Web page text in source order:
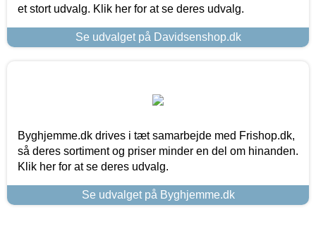
et stort udvalg. Klik her for at se deres udvalg.
Se udvalget på Davidsenshop.dk
Byghjemme.dk drives i tæt samarbejde med Frishop.dk,
så deres sortiment og priser minder en del om hinanden.
Klik her for at se deres udvalg.
Se udvalget på Byghjemme.dk